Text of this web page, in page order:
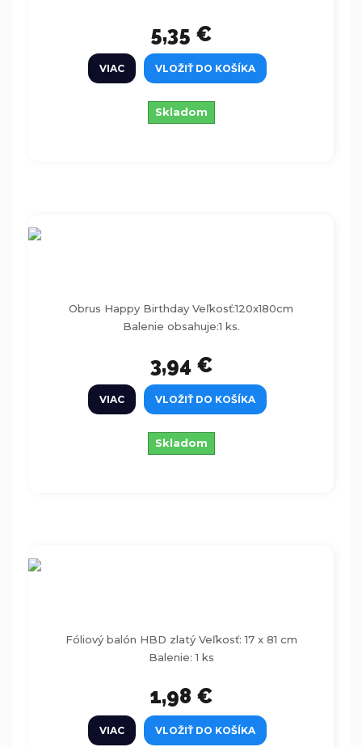
5,35 €
VIAC VLOŽIŤ DO KOŠÍKA
Skladom
Obrus Happy Birthday Veľkosť:120x180cm
Balenie obsahuje:1 ks.
3,94 €
VIAC VLOŽIŤ DO KOŠÍKA
Skladom
Fóliový balón HBD zlatý Veľkosť: 17 x 81 cm
Balenie: 1 ks
1,98 €
VIAC VLOŽIŤ DO KOŠÍKA